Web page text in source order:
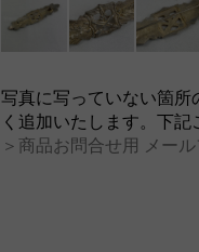
写真に写っていない箇
く追加いたします。下記
＞商品お問合せ用 メー